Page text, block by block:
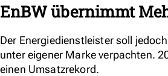
EnBW übernimmt
Der Energiedienstleister soll
unter eigener Marke verpachten.
einen Umsatzrekord.